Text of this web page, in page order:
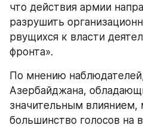
что действия армии
разрушить
рвущихся к власти
фронта».
По мнению
Азербайджана,
значительным влиянием,
большинство голосов на